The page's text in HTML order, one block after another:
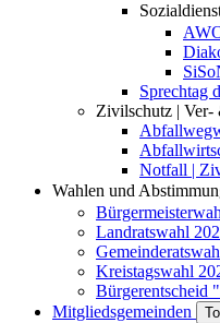
Sprechtag
Zivilschutz | Ver-
Notfall |
Wahlen und
Landratswahl
Kreistagswahl
Bürgerentscheid
Mitgliedsgemeinden